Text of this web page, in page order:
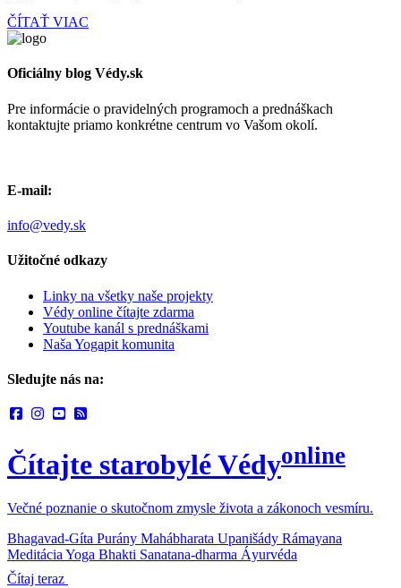
ČÍTAŤ VIAC
Oficiálny blog Védy.sk
Pre informácie o pravidelných programoch a prednáškach
kontaktujte priamo konkrétne centrum vo Vašom okolí.
E-mail:
info@vedy.sk
Užitočné odkazy
Linky na všetky naše projekty
Védy online čítajte zdarma
Youtube kanál s prednáškami
Naša Yogapit komunita
Sledujte nás na:
Čítajte starobylé Védyonline
Večné poznanie o skutočnom zmysle života a zákonoch vesmíru.
Bhagavad-Gíta Purány Mahábharata Upanišády Rámayana
Meditácia Yoga Bhakti Sanatana-dharma Áyurvéda
Čítaj teraz